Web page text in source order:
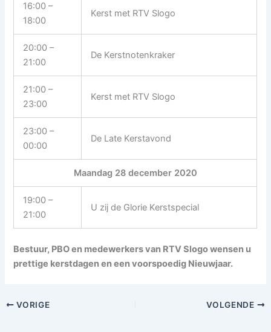
16:00 –
18:00
Kerst met RTV Slogo
20:00 –
21:00
De Kerstnotenkraker
21:00 –
23:00
Kerst met RTV Slogo
23:00 –
00:00
De Late Kerstavond
Maandag 28 december 2020
19:00 –
21:00
U zij de Glorie Kerstspecial
Bestuur, PBO en medewerkers van RTV Slogo wensen u
prettige kerstdagen en een voorspoedig Nieuwjaar.
VORIGE VOLGENDE